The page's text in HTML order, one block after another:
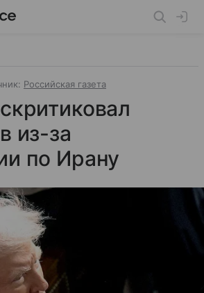
Российская газета
из-за
по Ирану